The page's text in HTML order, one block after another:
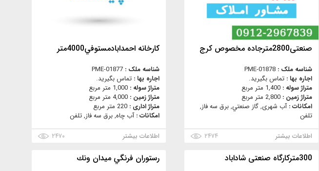
صنعتی2800مترجاده مخصوص كرج
شناسه ملک : PME-01878
اجاره بها : تماس بگیرید.
متراژ سوله : 1,400 متر مربع
متراژ زمین : 2,800 متر مربع
امکانات :آب شهری, گاز صنعتي, برق سه فاز,
تلفن
اطلاعات بیشتر
۲۴۷۴
کارخانه احمدابادمستوفي4000متر
شناسه ملک : PME-01877
اجاره بها : تماس بگیرید.
متراژ سوله : 1,000 متر مربع
متراژ زمین : 4,000 متر مربع
متراژ اداری : 220 متر مربع
امکانات :آب چاه, برق سه فاز, تلفن
اطلاعات بیشتر
۲۴۷۰
300متركارگاه صنعتی شاداباد رستوران فرنگي ميدان ونك